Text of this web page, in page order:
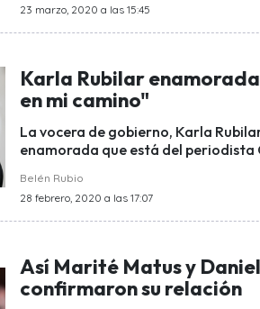
23 marzo, 2020 a las 15:45
Karla Rubilar
en mi camino"
La vocera de gobierno, Karla
enamorada que está del periodista
Belén Rubio
28 febrero, 2020 a las 17:07
Así Marité Matus y
confirmaron su relación